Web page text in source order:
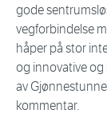
gode
vegforbindelse
håper på stor
og innovative
av
kommentar.